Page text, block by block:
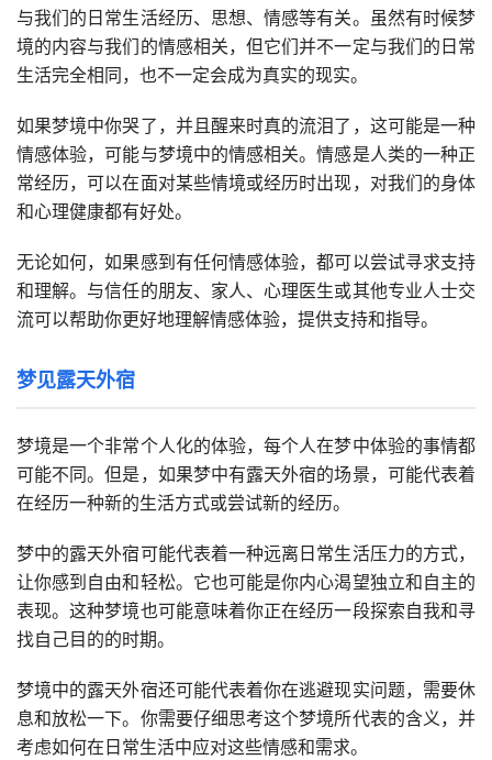
与我们的日常生活经历、思想、情感等有关。虽然有时候梦
境的内容与我们的情感相关，但它们并不一定与我们的日常
生活完全相同，也不一定会成为真实的现实。
如果梦境中你哭了，并且醒来时真的流泪了，这可能是一种
情感体验，可能与梦境中的情感相关。情感是人类的一种正
常经历，可以在面对某些情境或经历时出现，对我们的身体
和心理健康都有好处。
无论如何，如果感到有任何情感体验，都可以尝试寻求支持
和理解。与信任的朋友、家人、心理医生或其他专业人士交
流可以帮助你更好地理解情感体验，提供支持和指导。
梦见露天外宿
梦境是一个非常个人化的体验，每个人在梦中体验的事情都
可能不同。但是，如果梦中有露天外宿的场景，可能代表着
在经历一种新的生活方式或尝试新的经历。
梦中的露天外宿可能代表着一种远离日常生活压力的方式，
让你感到自由和轻松。它也可能是你内心渴望独立和自主的
表现。这种梦境也可能意味着你正在经历一段探索自我和寻
找自己目的的时期。
梦境中的露天外宿还可能代表着你在逃避现实问题，需要休
息和放松一下。你需要仔细思考这个梦境所代表的含义，并
考虑如何在日常生活中应对这些情感和需求。